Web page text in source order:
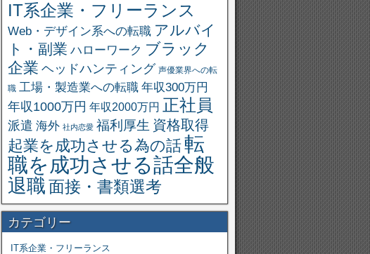
IT系企業・フリーランス
Web・デザイン系への転職 アルバイ
ト・副業 ハローワーク ブラック
企業 ヘッドハンティング 声優業界への転
職 工場・製造業への転職 年収300万円
年収1000万円 年収2000万円 正社員
派遣 海外 社内恋愛 福利厚生 資格取得
起業を成功させる為の話転
職を成功させる話全般
退職面接・書類選考
カテゴリー
IT系企業・フリーランス